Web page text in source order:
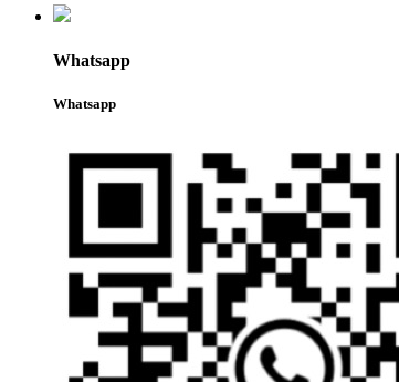
Whatsapp
Whatsapp